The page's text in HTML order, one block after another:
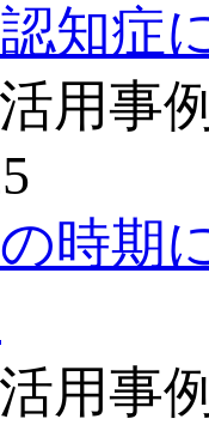
知症
用事
時期
用事